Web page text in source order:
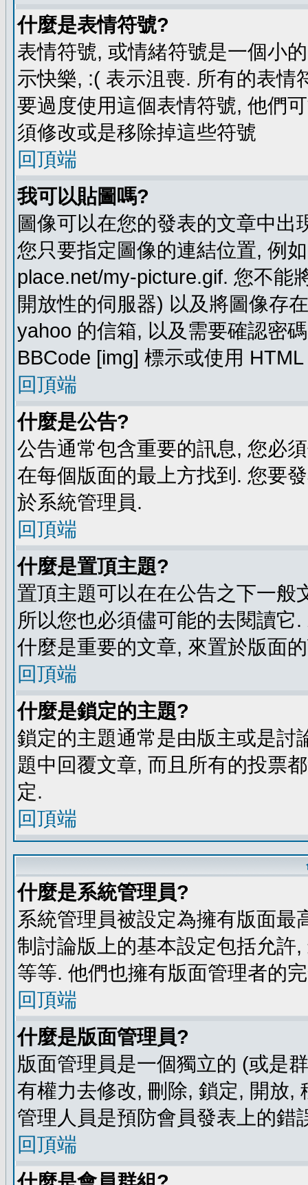
什麼是表情符號?
表情符號, 或情緒符號是一個小
示快樂, :( 表示沮喪. 所有的表情
要過度使用這個表情符號, 他們
須修改或是移除掉這些符號
回頂端
我可以貼圖嗎?
圖像可以在您的發表的文章中
您只要指定圖像的連結位置, 例
place.net/my-picture.gif. 您不能
開放性的伺服器) 以及將圖像存
yahoo 的信箱, 以及需要確認密
BBCode [img] 標示或使用
回頂端
什麼是公告?
公告通常包含重要的訊息, 您必
在每個版面的最上方找到. 您要
於系統管理員.
回頂端
什麼是置頂主題?
置頂主題可以在在公告之下一般
所以您也必須儘可能的去閱讀
什麼是重要的文章, 來置於版面
回頂端
什麼是鎖定的主題?
鎖定的主題通常是由版主或是討
題中回覆文章, 而且所有的投票
定.
回頂端
什麼是系統管理員?
系統管理員被設定為擁有版面最
制討論版上的基本設定包括允許
等等. 他們也擁有版面管理者的
回頂端
什麼是版面管理員?
版面管理員是一個獨立的 (或是
有權力去修改, 刪除, 鎖定, 開放,
管理人員是預防會員發表上的錯
回頂端